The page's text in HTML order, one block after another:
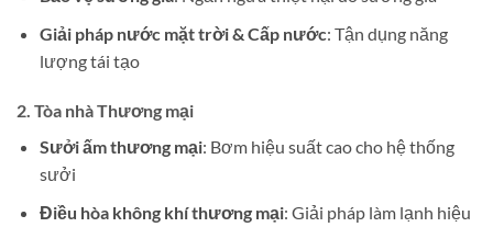
Giải pháp nước mặt trời & Cấp nước: Tận dụng năng
lượng tái tạo
2. Tòa nhà Thương mại
Sưởi ấm thương mại: Bơm hiệu suất cao cho hệ thống
sưởi
Điều hòa không khí thương mại: Giải pháp làm lạnh hiệu